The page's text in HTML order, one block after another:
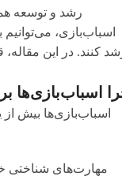
رشد و توسعه
اسباب‌بازی،
کنند. در این
اسباب‌بازی‌ها
اسباب‌بازی‌ها بیش
مهارت‌های شناختی